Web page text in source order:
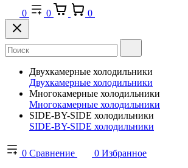
0 0 0
Двухкамерные холодильники
Двухкамерные холодильники
Многокамерные холодильники
Многокамерные холодильники
SIDE-BY-SIDE холодильники
SIDE-BY-SIDE холодильники
0 Сравнение 0 Избранное